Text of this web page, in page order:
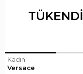
TÜKENDI
Kadın
Versace